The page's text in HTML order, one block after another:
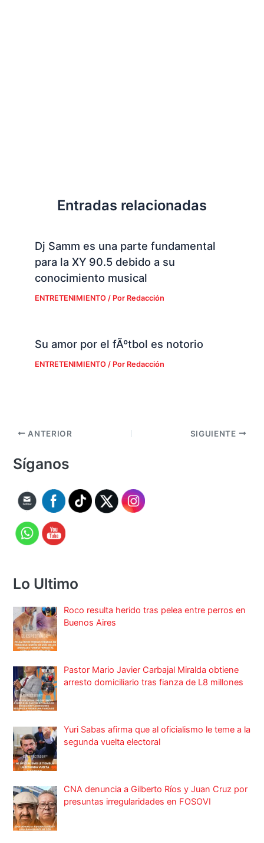
Entradas relacionadas
Dj Samm es una parte fundamental
para la XY 90.5 debido a su
conocimiento musical
ENTRETENIMIENTO/ Por Redacción
Su amor por el fÃºtbol es notorio
ENTRETENIMIENTO/ Por Redacción
ANTERIOR SIGUIENTE
Síganos
Lo Ultimo
Roco resulta herido tras pelea entre perros en
Buenos Aires
Pastor Mario Javier Carbajal Miralda obtiene
arresto domiciliario tras fianza de L8 millones
Yuri Sabas afirma que al oficialismo le teme a la
segunda vuelta electoral
CNA denuncia a Gilberto Ríos y Juan Cruz por
presuntas irregularidades en FOSOVI